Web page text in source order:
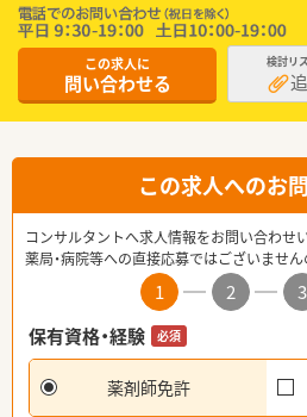
この求人に
問い合わせる
検討リ
この求人へのお
コンサルタントへ求人情報をお問い合わせ
薬局・病院等への直接応募ではございません
1 2 3
保有資格・経験
必須
薬剤師免許